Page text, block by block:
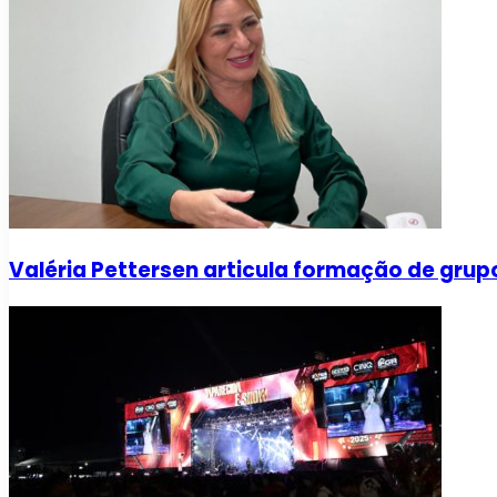
Valéria Pettersen articula formação de